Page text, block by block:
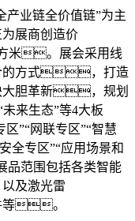
产业链全价值链”为主
展商创造价
米。展会采用线
的方式，打造
胆革新，规划
未来生态”等4大板
”“网联专区”“智慧
全专区”“应用场景和
范围包括各类智能
及激光雷
等。